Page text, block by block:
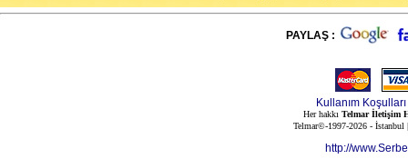
PAYLAŞ :
Kullanım Koşulları
Her hakkı Telmar İletişim
Telmar©-1997-2026 -
http://